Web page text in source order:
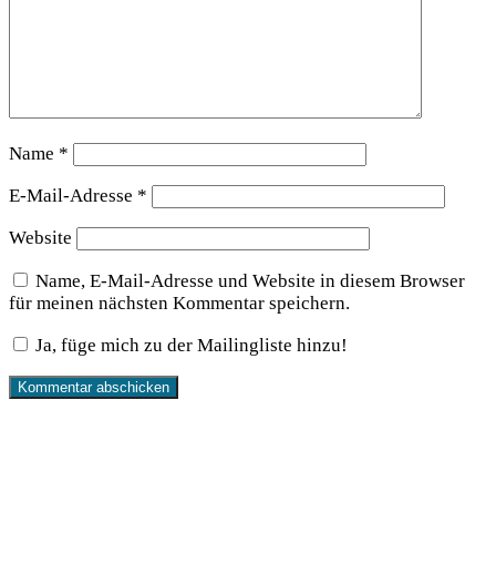
Name *
E-Mail-Adresse *
Website
Name, E-Mail-Adresse und Website in diesem Browser
für meinen nächsten Kommentar speichern.
Ja, füge mich zu der Mailingliste hinzu!